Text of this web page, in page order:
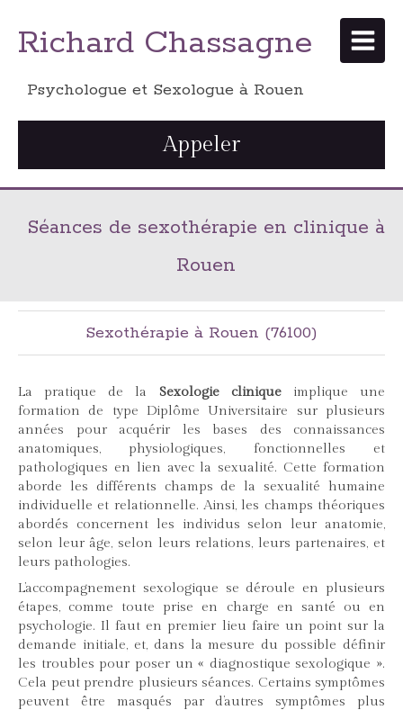
Richard Chassagne
Psychologue et Sexologue à Rouen
Appeler
Séances de sexothérapie en clinique à
Rouen
Sexothérapie à Rouen (76100)
La pratique de la Sexologie cliniqueimplique une
formation de type Diplôme Universitaire sur plusieurs
années pour acquérir les bases des connaissances
anatomiques, physiologiques, fonctionnelles et
pathologiques en lien avec la sexualité. Cette formation
aborde les différents champs de la sexualité humaine
individuelle et relationnelle. Ainsi, les champs théoriques
abordés concernent les individus selon leur anatomie,
selon leur âge, selon leurs relations, leurs partenaires, et
leurs pathologies.
L’accompagnement sexologique se déroule en plusieurs
étapes, comme toute prise en charge en santé ou en
psychologie. Il faut en premier lieu faire un point sur la
demande initiale, et, dans la mesure du possible définir
les troubles pour poser un « diagnostique sexologique ».
Cela peut prendre plusieurs séances. Certains symptômes
peuvent être masqués par d’autres symptômes plus